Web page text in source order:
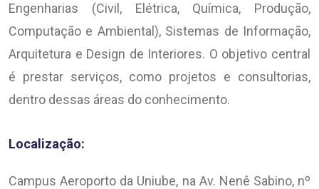
Engenharias (Civil, Elétrica, Química, Produção,
Computação e Ambiental), Sistemas de Informação,
Arquitetura e Design de Interiores. O objetivo central
é prestar serviços, como projetos e consultorias,
dentro dessas áreas do conhecimento.
Localização:
Campus Aeroporto da Uniube, na Av. Nenê Sabino, nº